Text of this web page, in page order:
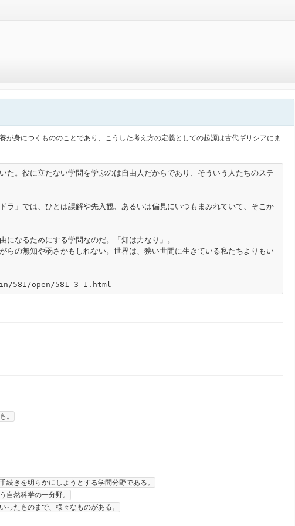
身につくもののことであり、こうした考え方の定義としての起源は古代ギリシアにま
。役に立たない学問を学ぶのは自由人だからであり、そういう人たちのステ
」では、ひとは誤解や先入観、あるいは偏見にいつもまみれていて、そこか
なるためにする学問なのだ。「知は力なり」。
らの無知や弱さかもしれない。世界は、狭い世間に生きている私たちよりもい
。
きを明らかにしようとする学問分野である。
自然科学の一分野。
たものまで、様々なものがある。